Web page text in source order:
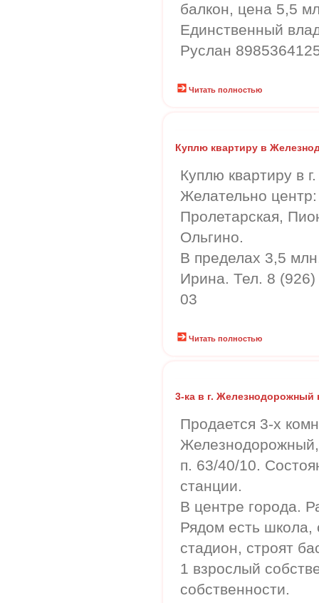
балкон, цена 5,5
Единственный
Руслан
Читать полностью
Куплю квартиру в
Куплю квартиру в
Желательно
Пролетарская,
Ольгино.
В пределах 3,5
Ирина. Тел. 8
03
Читать полностью
3-ка в г. Железнодорожный
Продается 3-х
п. 63/40/10.
станции.
В центре города.
Рядом есть школа,
стадион, строят
1 взрослый
собственности.